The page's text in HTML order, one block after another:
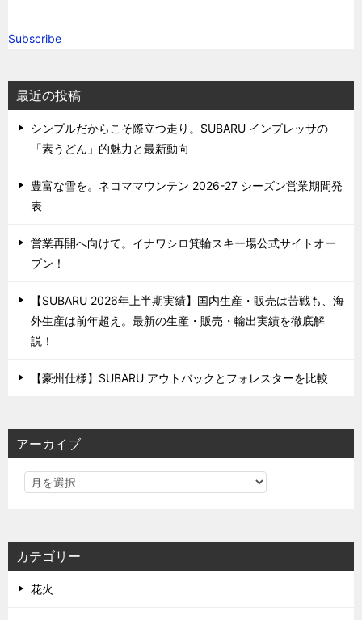
Subscribe
最近の投稿
シンプルだからこそ際立つ走り。SUBARU インプレッサの
「素うどん」的魅力と最新動向
豊富な雪を。ネコママウンテン 2026-27 シーズン営業期間発
表
営業再開へ向けて。イナワシロ箕輪スキー場公式サイトオー
プン！
【SUBARU 2026年上半期実績】国内生産・販売は苦戦も、海
外生産は前年超え。最新の生産・販売・輸出実績を徹底解
説！
【豪州仕様】SUBARU アウトバックとフォレスターを比較
アーカイブ
カテゴリー
花火